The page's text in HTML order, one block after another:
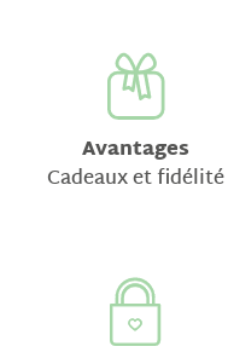
Avantages
Cadeaux et fidélité